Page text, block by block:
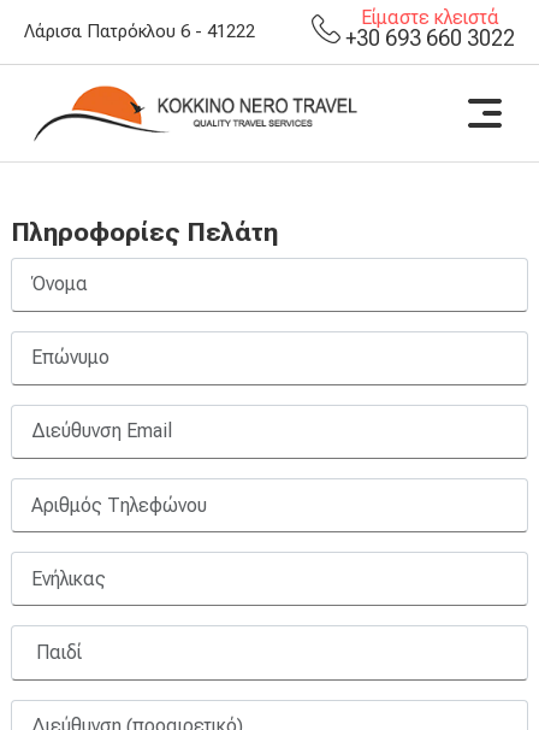
Λάρισα Πατρόκλου 6 - 41222 +30 693 660 3022
Είμαστε κλειστά
Πληροφορίες Πελάτη